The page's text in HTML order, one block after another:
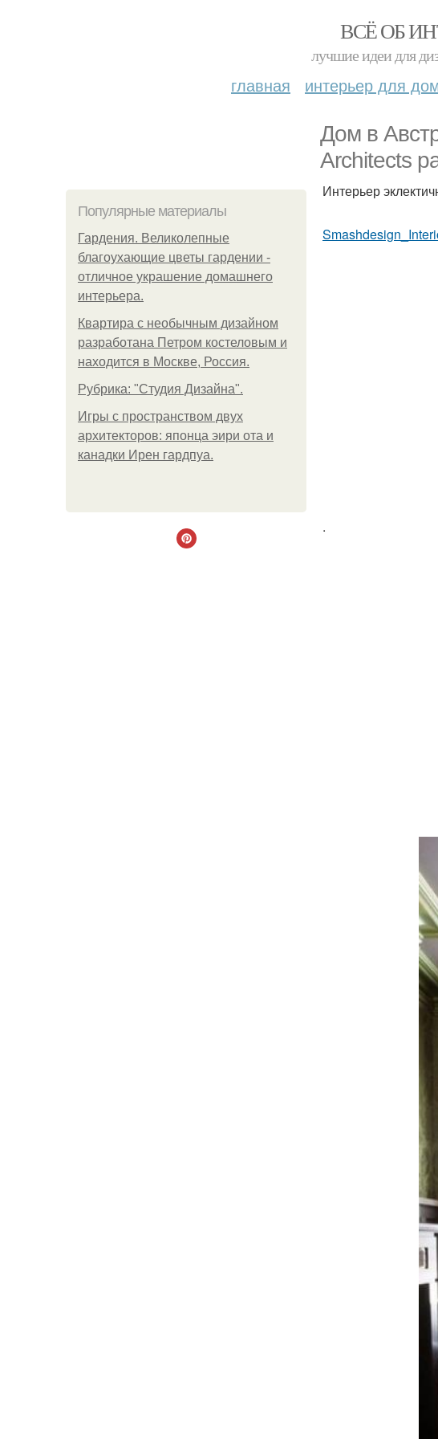
ВСЁ ОБ
лучшие идеи для
главная интерьер для
Дом в
Architects
Популярные материалы
Гардения. Великолепные
благоухающие цветы гардении -
отличное украшение домашнего
интерьера.
Квартира с необычным дизайном
разработана Петром костеловым и
находится в Москве, Россия.
Рубрика: "Студия Дизайна".
Игры с пространством двух
архитекторов: японца эири ота и
канадки Ирен гардпуа.
Интерьер
.